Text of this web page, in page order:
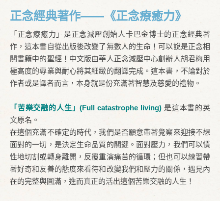
正念經典著作——《正念療癒力》
「正念療癒力」是正念減壓創始人卡巴金博士的正念經典著
作，這本書自從出版後改變了無數人的生命！可以說是正念相
關書籍中的聖經！中文版由華人正念減壓中心創辦人胡君梅用
極高度的專業與耐心將其細緻的翻譯完成。這本書，不論對於
作者或是譯者而言，本身就是份充滿著智慧及慈愛的禮物。
「苦樂交融的人生」(Full catastrophe living) 是這本書的英
文原名。
在這個充滿不確定的時代，我們是否願意帶著覺察來迎接不想
面對的一切，是決定生命品質的關鍵。面對壓力，我們可以慣
性地切割或轉身離開，反覆重演痛苦的循環；但也可以練習帶
著好奇和友善的態度來看待和改變我們和壓力的關係，遇見內
在的完整與圓滿，進而真正的活出這個苦樂交融的人生！